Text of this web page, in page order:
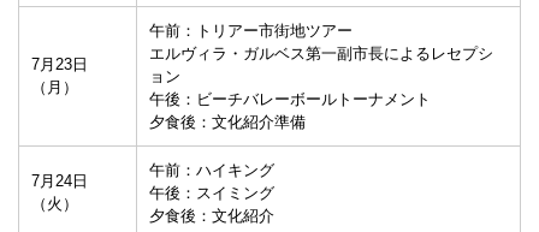
7月23日
（月）
午前：トリアー市街地ツアー
エルヴィラ・ガルベス第一副市長によるレセプシ
ョン
午後：ビーチバレーボールトーナメント
夕食後：文化紹介準備
7月24日
（火）
午前：ハイキング
午後：スイミング
夕食後：文化紹介